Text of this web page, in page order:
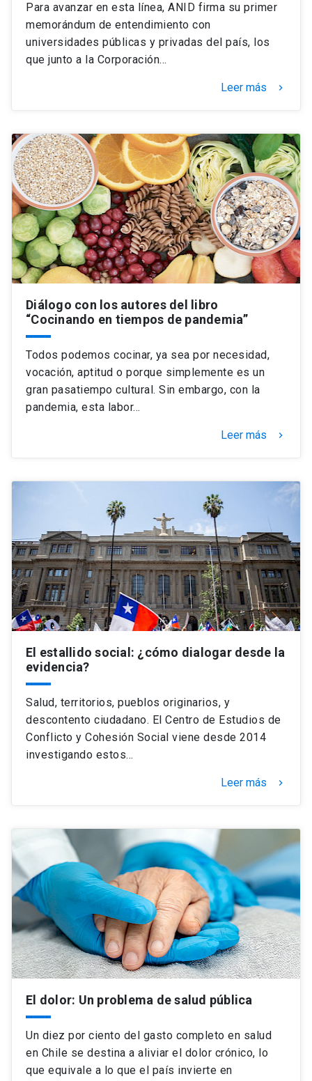
Para avanzar en esta línea, ANID firma su primer
memorándum de entendimiento con
universidades públicas y privadas del país, los
que junto a la Corporación…
Leer más keyboard_arrow_right
Diálogo con los autores del libro
“Cocinando en tiempos de pandemia”
Todos podemos cocinar, ya sea por necesidad,
vocación, aptitud o porque simplemente es un
gran pasatiempo cultural. Sin embargo, con la
pandemia, esta labor…
Leer más keyboard_arrow_right
El estallido social: ¿cómo dialogar desde la
evidencia?
Salud, territorios, pueblos originarios, y
descontento ciudadano. El Centro de Estudios de
Conflicto y Cohesión Social viene desde 2014
investigando estos…
Leer más keyboard_arrow_right
El dolor: Un problema de salud pública
Un diez por ciento del gasto completo en salud
en Chile se destina a aliviar el dolor crónico, lo
que equivale a lo que el país invierte en